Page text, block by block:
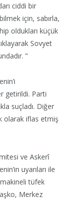
ciddi bir
için, sabırla,
oldukları küçük
Sovyet
”
getirildi. Parti
suçladı. Diğer
olarak iflas etmiş
ve Askerî
uyarıları ile
tüfek
Merkez